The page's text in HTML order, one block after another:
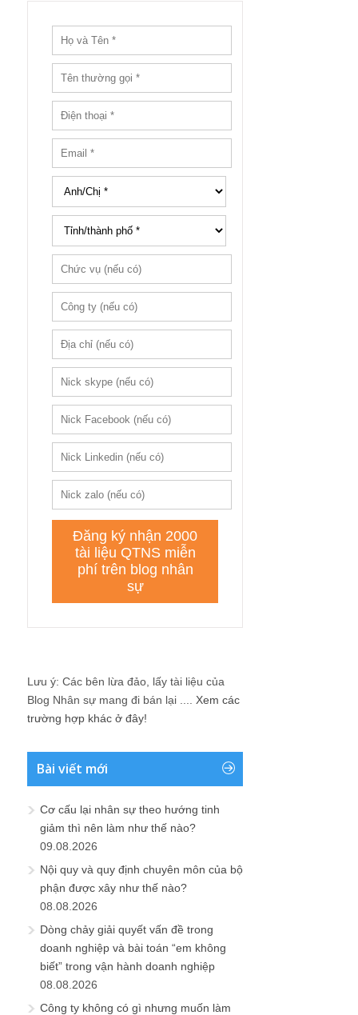
Lưu ý: Các bên lừa đảo, lấy tài liệu của
Blog Nhân sự mang đi bán lại .... Xem các
trường hợp khác ở đây!
Bài viết mới
Cơ cấu lại nhân sự theo hướng tinh
giảm thì nên làm như thế nào?
09.08.2026
Nội quy và quy định chuyên môn của bộ
phận được xây như thế nào?
08.08.2026
Dòng chảy giải quyết vấn đề trong
doanh nghiệp và bài toán “em không
biết” trong vận hành doanh nghiệp
08.08.2026
Công ty không có gì nhưng muốn làm